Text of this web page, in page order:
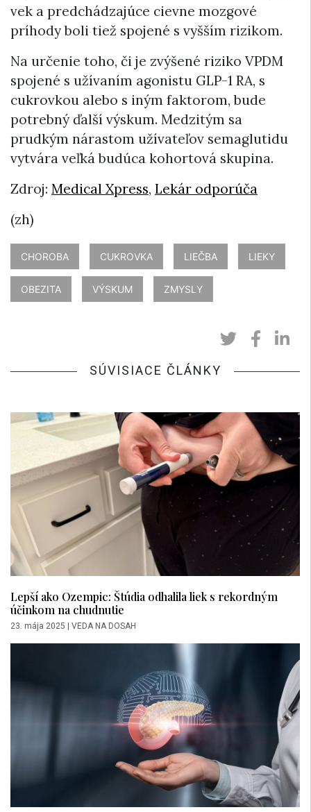
vek a predchádzajúce cievne mozgové
príhody boli tiež spojené s vyšším rizikom.
Na určenie toho, či je zvýšené riziko VPDM
spojené s užívaním agonistu GLP-1 RA, s
cukrovkou alebo s iným faktorom, bude
potrebný ďalší výskum. Medzitým sa
prudkým nárastom užívateľov semaglutidu
vytvára veľká budúca kohortová skupina.
Zdroj: Medical Xpress, Lekár odporúča
(zh)
CHOROBA CUKROVKA LIEČBA LIEKY
OBEZITA VÝSKUM ZMYSLY
SÚVISIACE ČLÁNKY
Lepší ako Ozempic: Štúdia odhalila liek s rekordným
účinkom na chudnutie
23. mája 2025 VEDA NA DOSAH